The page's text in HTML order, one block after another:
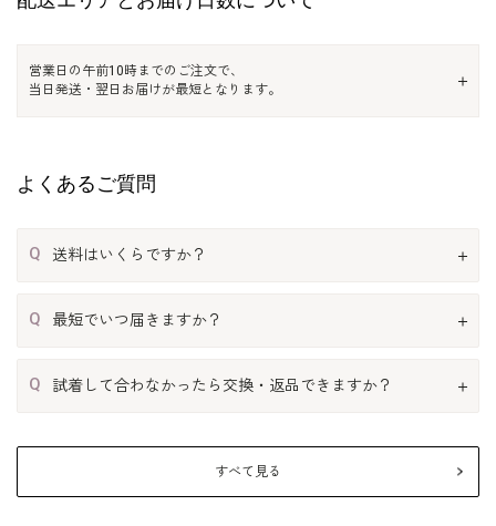
営業日の午前10時までのご注文で、
当日発送・翌日お届けが最短となります。
よくあるご質問
Q 送料はいくらですか？
Q 最短でいつ届きますか？
Q 試着して合わなかったら交換・返品できますか？
すべて見る